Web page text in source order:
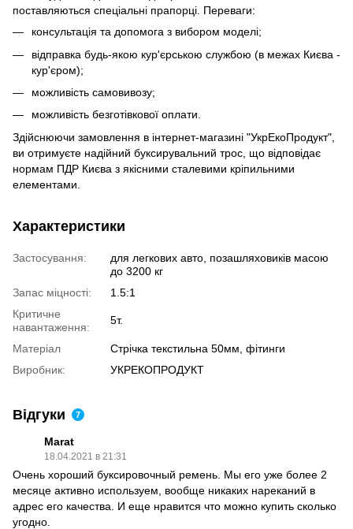
поставляються спеціальні прапорці. Переваги:
консультація та допомога з вибором моделі;
відправка будь-якою кур'єрською службою (в межах Києва -
кур'єром);
можливість самовивозу;
можливість безготівкової оплати.
Здійснюючи замовлення в інтернет-магазині "УкрЕкоПродукт",
ви отримуєте надійний буксирувальний трос, що відповідає
нормам ПДР Києва з якісними сталевими кріпильними
елементами.
Характеристики
Застосування:
для легкових авто, позашляховиків масою
до 3200 кг
Запас міцності:
1.5:1
Критичне
навантаження:
5т.
Матеріал
Стрічка текстильна 50мм, фітинги
Виробник:
УКРЕКОПРОДУКТ
Відгуки 7
Marat
18.04.2021 в 21:31
Очень хороший буксировочный ремень. Мы его уже более 2
месяце активно используем, вообще никаких нареканий в
адрес его качества. И еще нравится что можно купить сколько
угодно.